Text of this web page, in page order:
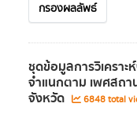
กรองผลลัพธ์
ชุดข้อมูลการวิเคราะ
จำแนกตาม เพศสถา
จังหวัด 6848 total